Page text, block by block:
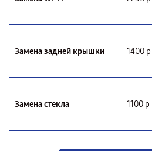
Замена задней крышки 1400 р
Замена стекла 1100 р